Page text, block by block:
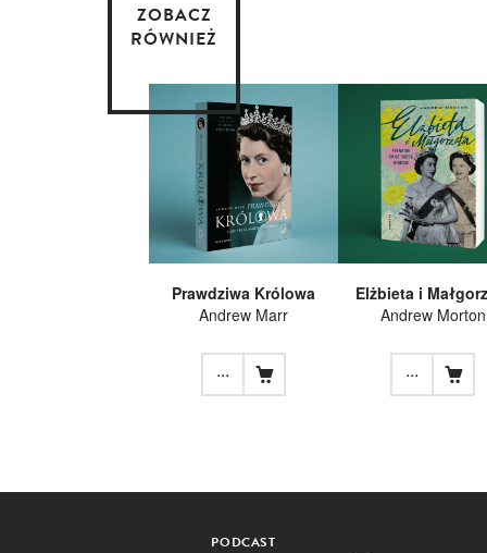
ZOBACZ
RÓWNIEŻ
Prawdziwa Królowa
Andrew Marr
...
Elżbieta i
Andrew Morton
...
PODCAST